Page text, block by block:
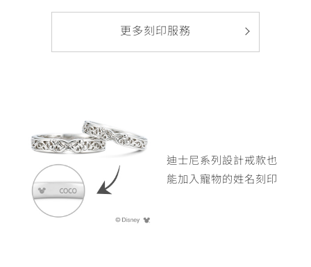
更多刻印服務
迪士尼系列設計戒款也
能加入寵物的姓名刻印